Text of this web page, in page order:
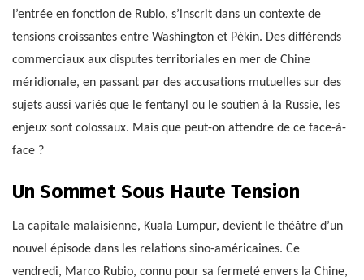
l’entrée en fonction de Rubio, s’inscrit dans un contexte de
tensions croissantes entre Washington et Pékin. Des différends
commerciaux aux disputes territoriales en mer de Chine
méridionale, en passant par des accusations mutuelles sur des
sujets aussi variés que le fentanyl ou le soutien à la Russie, les
enjeux sont colossaux. Mais que peut-on attendre de ce face-à-
face ?
Un Sommet Sous Haute Tension
La capitale malaisienne, Kuala Lumpur, devient le théâtre d’un
nouvel épisode dans les relations sino-américaines. Ce
vendredi, Marco Rubio, connu pour sa fermeté envers la Chine,